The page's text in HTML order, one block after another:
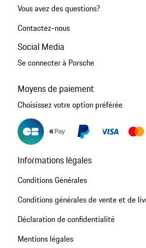
Vous avez des questions?
Contactez-nous
Social Media
Se connecter à Porsche
Moyens de paiement
Choisissez votre option préférée
Informations légales
Conditions Générales
Conditions générales de vente et de
Déclaration de confidentialité
Mentions légales